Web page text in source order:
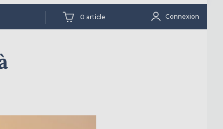
0 article Connexion